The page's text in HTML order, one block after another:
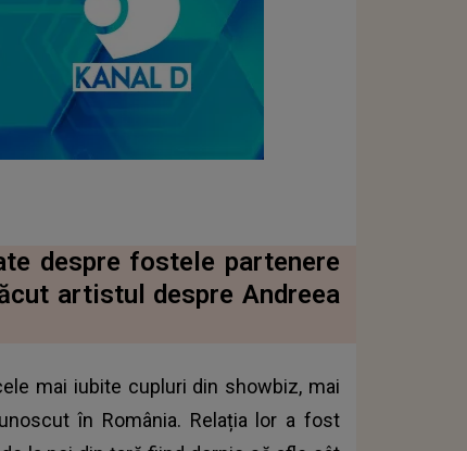
despre fostele partenere
artistul despre Andreea
mai iubite cupluri din showbiz, mai
în România. Relația lor a fost